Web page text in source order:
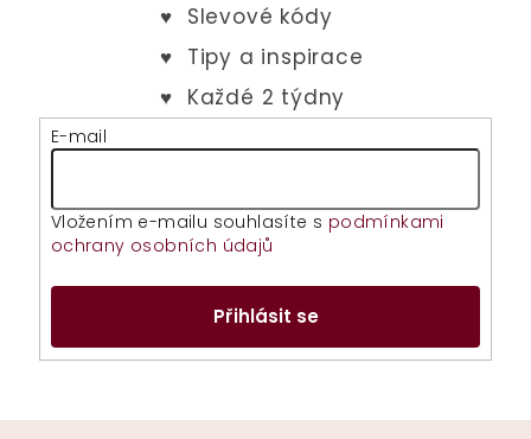
E-mail
Vložením e-mailu souhlasíte s podmínkami
ochrany osobních údajů
Přihlásit se